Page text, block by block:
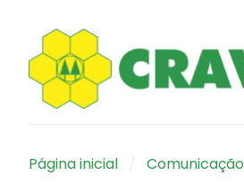
Página inicial Comunicação